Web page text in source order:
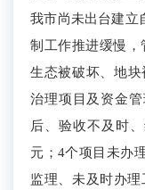
我市尚未出台建立
制工作推进缓慢
生态被破坏、地
治理项目及资金
后、验收不及时
元；4个项目未办
监理、未及时办